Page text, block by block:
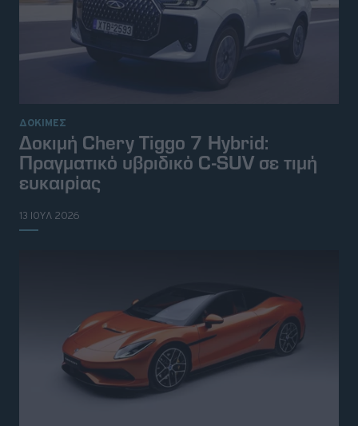
ΔΟΚΙΜΕΣ
Δοκιμή Chery Tiggo 7 Hybrid:
Πραγματικό υβριδικό C-SUV σε τιμή
ευκαιρίας
13 ΙΟΥΛ 2026